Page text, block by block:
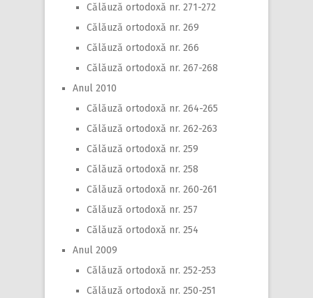
Călăuză ortodoxă nr. 271-272
Călăuză ortodoxă nr. 269
Călăuză ortodoxă nr. 266
Călăuză ortodoxă nr. 267-268
Anul 2010
Călăuză ortodoxă nr. 264-265
Călăuză ortodoxă nr. 262-263
Călăuză ortodoxă nr. 259
Călăuză ortodoxă nr. 258
Călăuză ortodoxă nr. 260-261
Călăuză ortodoxă nr. 257
Călăuză ortodoxă nr. 254
Anul 2009
Călăuză ortodoxă nr. 252-253
Călăuză ortodoxă nr. 250-251